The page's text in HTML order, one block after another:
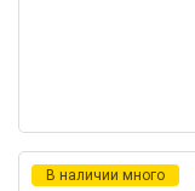
В наличии много